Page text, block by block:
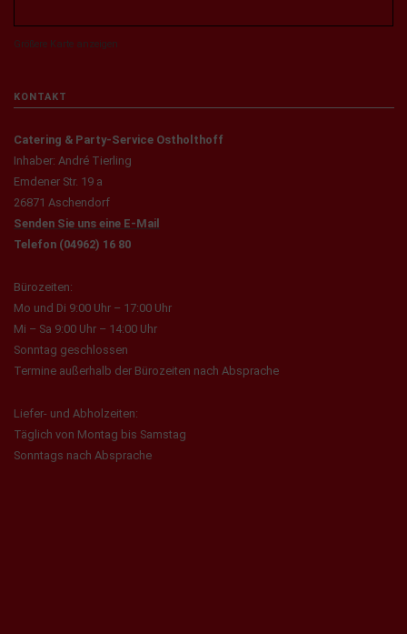
Größere Karte anzeigen
KONTAKT
Catering & Party-Service Ostholthoff
Inhaber: André Tierling
Emdener Str. 19 a
26871 Aschendorf
Senden Sie uns eine E-Mail
Telefon (04962) 16 80
Bürozeiten:
Mo und Di 9:00 Uhr – 17:00 Uhr
Mi – Sa 9:00 Uhr – 14:00 Uhr
Sonntag geschlossen
Termine außerhalb der Bürozeiten nach Absprache
Liefer- und Abholzeiten:
Täglich von Montag bis Samstag
Sonntags nach Absprache